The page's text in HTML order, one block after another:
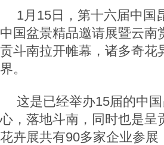
1月15日，第十六届中国
中国盆景精品邀请展暨云
贡斗南拉开帷幕，诸多奇花
界。
这是已经举办15届的中
心，落地斗南，同时也是呈
花卉展共有90多家企业参